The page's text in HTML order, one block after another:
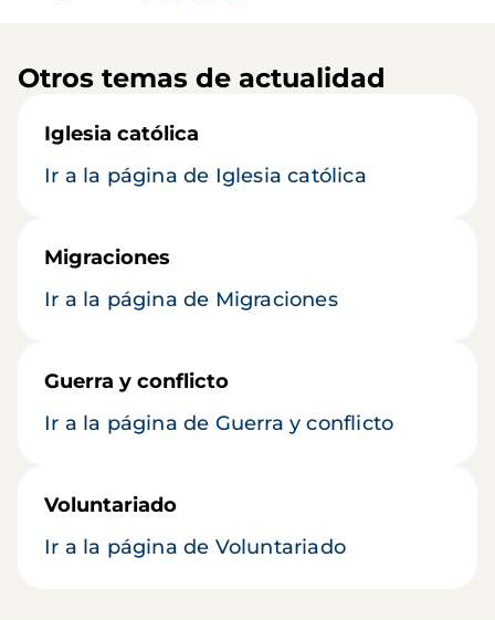
Otros temas de actualidad
Iglesia católica
Ir a la página de Iglesia católica
Migraciones
Ir a la página de Migraciones
Guerra y conflicto
Ir a la página de Guerra y conflicto
Voluntariado
Ir a la página de Voluntariado